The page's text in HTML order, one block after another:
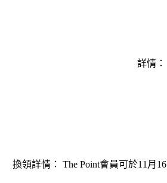
詳情
換領詳情： The Point會員可於11月